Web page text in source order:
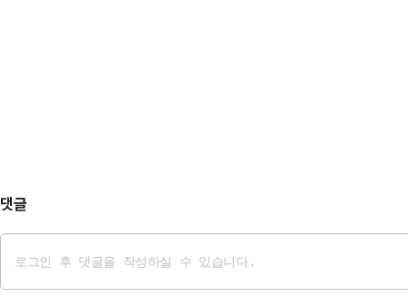
댓글